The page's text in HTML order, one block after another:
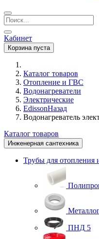
Кабинет
Корзина пуста
Каталог товаров
Отопление и ГВС
Водонагреватели
Электрические
EdissonНазад
Водонагреватель
Каталог товаров
Инженерная сантехника
Трубы для отопления
ПНД 5